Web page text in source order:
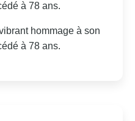
à 78 ans.
hommage à son
à 78 ans.